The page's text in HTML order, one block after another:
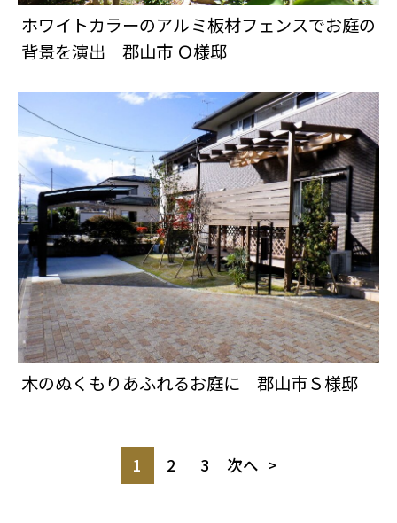
ホワイトカラーのアルミ板材フェンスでお庭の
背景を演出 郡山市 Ｏ様邸
木のぬくもりあふれるお庭に 郡山市Ｓ様邸
1 2 3 次へ